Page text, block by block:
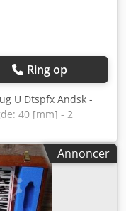
Ring op
U Dtspfx Andsk -
40 [mm] - 2
med
Annoncer